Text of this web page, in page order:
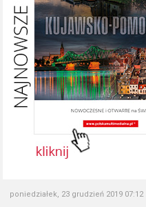
poniedziałek, 23 grudzień 2019 07:12